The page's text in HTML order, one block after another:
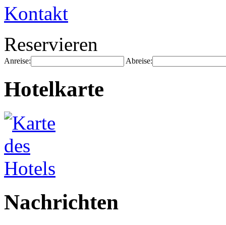
Kontakt
Reservieren
Anreise: Abreise:
Hotelkarte
Nachrichten